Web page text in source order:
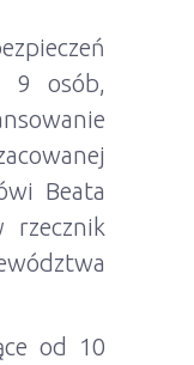
9 osób,
Beata
rzecznik
od 10